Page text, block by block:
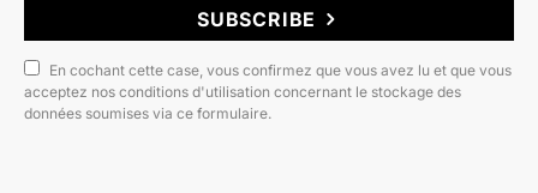
SUBSCRIBE
En cochant cette case, vous confirmez que vous avez lu et que vous
acceptez nos conditions d'utilisation concernant le stockage des
données soumises via ce formulaire.